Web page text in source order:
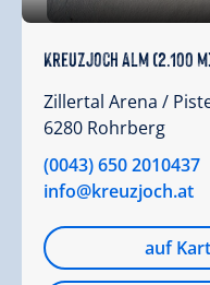
Kreuzjoch Alm (2.100
Zillertal Arena /
6280 Rohrberg
(0043) 650 2010437
info@kreuzjoch.at
auf